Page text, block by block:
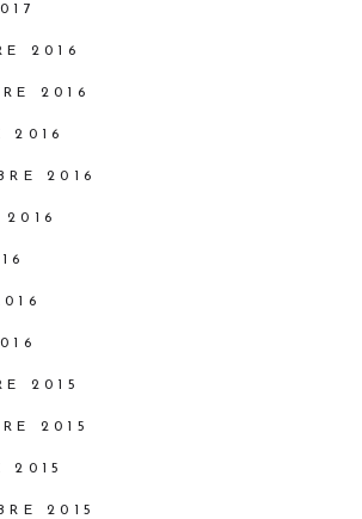
2016
2016
2016
2016
2015
2015
2015
2015